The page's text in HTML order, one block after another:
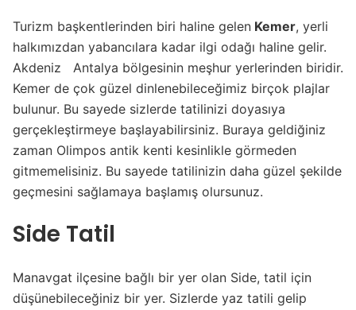
Turizm başkentlerinden biri haline gelen Kemer, yerli
halkımızdan yabancılara kadar ilgi odağı haline gelir.
Akdeniz Antalya bölgesinin meşhur yerlerinden biridir.
Kemer de çok güzel dinlenebileceğimiz birçok plajlar
bulunur. Bu sayede sizlerde tatilinizi doyasıya
gerçekleştirmeye başlayabilirsiniz. Buraya geldiğiniz
zaman Olimpos antik kenti kesinlikle görmeden
gitmemelisiniz. Bu sayede tatilinizin daha güzel şekilde
geçmesini sağlamaya başlamış olursunuz.
Side Tatil
Manavgat ilçesine bağlı bir yer olan Side, tatil için
düşünebileceğiniz bir yer. Sizlerde yaz tatili gelip